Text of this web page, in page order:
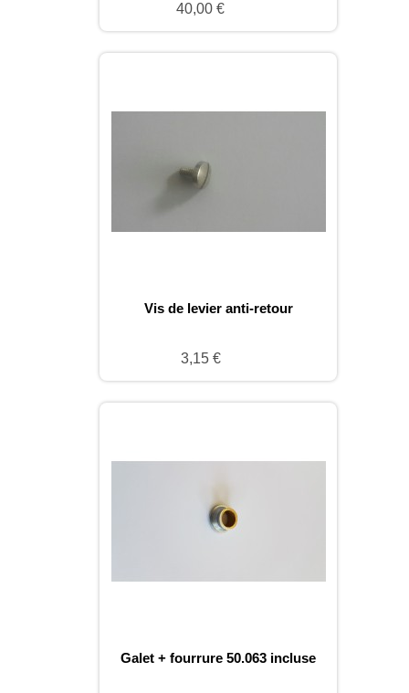
40,00 €
Vis de levier anti-retour
3,15 €
Galet + fourrure 50.063 incluse